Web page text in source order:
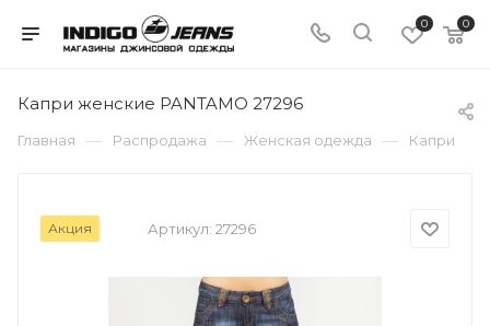
0 0
Капри женские PANTAMO 27296
Главная — Распродажа — Женская одежда — Капри
Акция Артикул: 27296